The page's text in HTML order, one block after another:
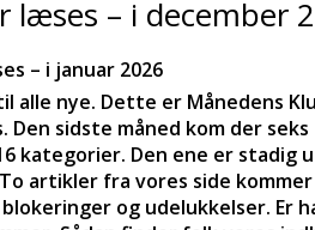
296+150 artikler
276 artikler
artikler
artikler
artikler
læses – i december
– i januar 2026
alle nye. Dette er Månedens
Den sidste måned kom der
kategorier. Den ene er stadig
artikler fra vores side
og udelukkelser. Er